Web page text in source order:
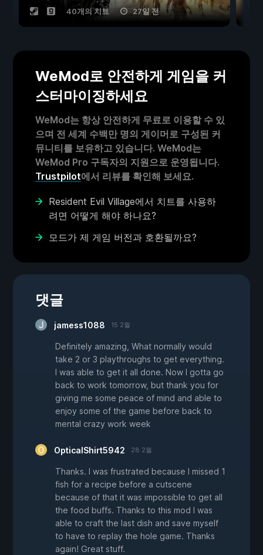
40개의 치트 27일 전
WeMod로 안전하게 게임을 커
스터마이징하세요
WeMod는 항상 안전하게 무료로 이용할 수 있
으며 전 세계 수백만 명의 게이머로 구성된 커
뮤니티를 보유하고 있습니다. WeMod는
WeMod Pro 구독자의 지원으로 운영됩니다.
Trustpilot에서 리뷰를 확인해 보세요.
Resident Evil Village에서 치트를 사용하
려면 어떻게 해야 하나요?
모드가 제 게임 버전과 호환될까요?
댓글
jamess1088 15 2월
Definitely amazing, What normally would
take 2 or 3 playthroughs to get everything.
I was able to get it all done. Now I gotta go
back to work tomorrow, but thank you for
giving me some peace of mind and able to
enjoy some of the game before back to
mental crazy work week
OpticalShirt5942 28 2월
Thanks. I was frustrated because I missed 1
fish for a recipe before a cutscene
because of that it was impossible to get all
the food buffs. Thanks to this mod I was
able to craft the last dish and save myself
to have to replay the hole game. Thanks
again! Great stuff.